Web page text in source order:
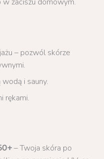
– pozwól skórze
i sauny.
rękami.
– Twoja skóra po